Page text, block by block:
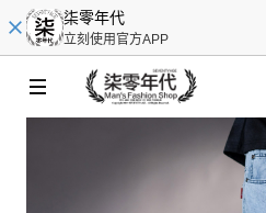
柒零年代
立刻使用官方APP